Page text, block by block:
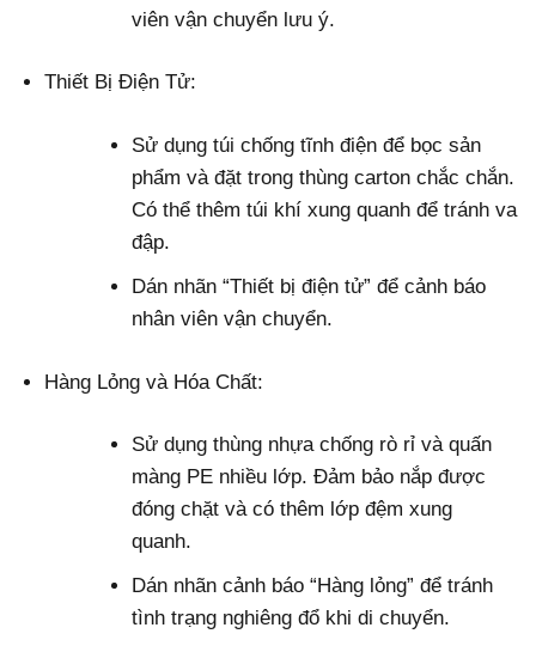
viên vận chuyển lưu ý.
Thiết Bị Điện Tử:
Sử dụng túi chống tĩnh điện để bọc sản
phẩm và đặt trong thùng carton chắc chắn.
Có thể thêm túi khí xung quanh để tránh va
đập.
Dán nhãn “Thiết bị điện tử” để cảnh báo
nhân viên vận chuyển.
Hàng Lỏng và Hóa Chất:
Sử dụng thùng nhựa chống rò rỉ và quấn
màng PE nhiều lớp. Đảm bảo nắp được
đóng chặt và có thêm lớp đệm xung
quanh.
Dán nhãn cảnh báo “Hàng lỏng” để tránh
tình trạng nghiêng đổ khi di chuyển.